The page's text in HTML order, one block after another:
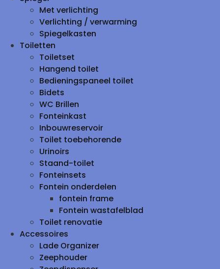
Met verlichting
Verlichting / verwarming
Spiegelkasten
Toiletten
Toiletset
Hangend toilet
Bedieningspaneel toilet
Bidets
WC Brillen
Fonteinkast
Inbouwreservoir
Toilet toebehorende
Urinoirs
Staand-toilet
Fonteinsets
Fontein onderdelen
fontein frame
Fontein wastafelblad
Toilet renovatie
Accessoires
Lade Organizer
Zeephouder